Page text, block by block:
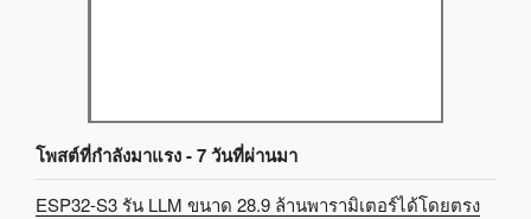
โพสต์ที่กำลังมาแรง - 7 วันที่ผ่านมา
ESP32-S3 รัน LLM ขนาด 28.9 ล้านพารามิเตอร์ได้โดยตรง